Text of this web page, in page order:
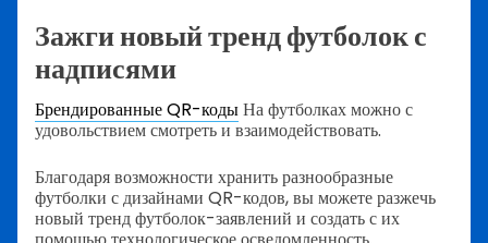
Зажги новый тренд футболок с
надписями
Брендированные QR-кодыНа футболках можно с
удовольствием смотреть и взаимодействовать.
Благодаря возможности хранить разнообразные
футболки с дизайнами QR-кодов, вы можете разжечь
новый тренд футболок-заявлений и создать с их